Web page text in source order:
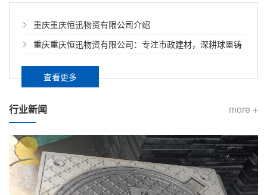
重庆重庆恒迅物资有限公司介绍​
重庆重庆恒迅物资有限公司：专注市政建材，深耕球墨铸
铁井盖系列产品供应
查看更多
more +
行业新闻